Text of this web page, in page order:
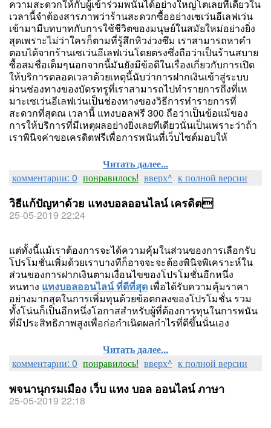
ความสะดวกให้กับผู้เข้าร่วมพนันได้อย่างใหญ่โตเลยทีเดียวใน
เวลานี้จำต้องสารภาพว่าร้านสะดวกซื้ออย่างเซเว่นอีเลฟเว่น
เข้ามามีบทบาทกับการใช้ชีวิตของมนุษย์ในสมัยใหม่อย่างยิ่ง
สุดเพราะไม่ว่าใครก็ตามที่รู้สึกหิวง่วงซึม เราสามารถหาคำ
ตอบได้จากร้านเซเว่นอีเลฟเว่นโดยตรงซึ่งถือว่าเป็นร้านสบาย
ซื้อสมชื่อเต็มๆนอกจากนี้มันยังมีข้อดีในเรื่องเกี่ยวกับการเปิด
ให้บริการตลอดเวลาด้วยเหตุนี้นับว่าการฝากเงินเข้าสู่ระบบ
ผ่านช่องทางของบัตรทรูที่เราสามารถไปทำรายการถึงที่เห
มาะเซเว่นอีเลฟเว่นเป็นช่องทางของวิธีการทำรายการที่
สะดวกที่สุดณ เวลานี้ แทงบอลฟรี 300 ถือว่าเป็นข้อแม้ของ
การให้บริการที่มีเหตุผลอย่างยิ่งเลยทีเดียวนั่นเป็นเพราะว่าถ้า
เราพินิจค่าขอเครดิตฟรีเพื่อการพนันที่เว็บไซต์มอบให้
Читать далее...
комментарии: 0 понравилось! вверх^ к полной версии
วิธีแก้ปัญหาด้วย แทงบอลออนไลน์ เครดิต
25-05-2019 22:24
แต่ทั้งนี้แม้เราต้องการจะได้ความคุ้มในส่วนของการเลือกรับ
โปรโมชั่นเพิ่มด้วยเราบางทีก็อาจจะจะต้องพินิจพิเคราะห์ใน
ส่วนของการฝากเงินตามเงื่อนไขของโปรโมชั่นอีกหนึ่ง
หนทาง แทงบอลออนไลน์ ที่ดีที่สุด เพื่อได้รับความคุ้มราคา
อย่างมากสุดในการเพิ่มทุนด้วยข้อตกลงของโปรโมชั่น รวม
ทั้งโน่นก็เป็นอีกหนึ่งโอกาสสำหรับผู้ที่ต้องการทุนในการพนัน
ที่มีประสิทธิภาพสูงเพื่อก่อกำเนิดผลกำไรที่ดีขึ้นนั่นเอง
Читать далее...
комментарии: 0 понравилось! вверх^ к полной версии
พจนานุกรมเมือง เว็บ แทง บอล ออนไลน์ ภาษา
25-05-2019 22:18